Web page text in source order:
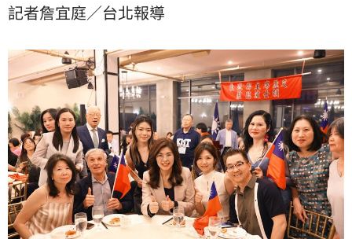
桌敬酒的時候和鄭主席拍了大合照，沒有和鄭同桌用
記者詹宜庭／台北報導